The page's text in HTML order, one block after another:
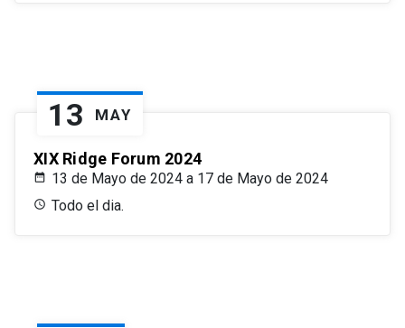
13 MAY
XIX Ridge Forum 2024
13 de Mayo de 2024 a 17 de Mayo de 2024
Todo el dia.